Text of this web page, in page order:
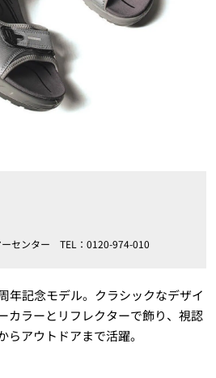
ーセンター TEL：0120-974-010
年記念モデル。クラシックなデザイ
カラーとリフレクターで飾り、視認
アウトドアまで活躍。